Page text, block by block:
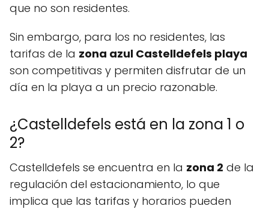
que no son residentes.
Sin embargo, para los no residentes, las
tarifas de la zona azul Castelldefels playa
son competitivas y permiten disfrutar de un
día en la playa a un precio razonable.
¿Castelldefels está en la zona 1 o
2?
Castelldefels se encuentra en la zona 2 de la
regulación del estacionamiento, lo que
implica que las tarifas y horarios pueden